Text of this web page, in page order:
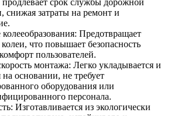
продлевает срок службы дорожной
снижая затраты на ремонт и
Предотвращает
что повышает безопасность
пользователей.
монтажа: Легко укладывается и
основании, не требует
оборудования или
персонала.
Изготавливается из экологически